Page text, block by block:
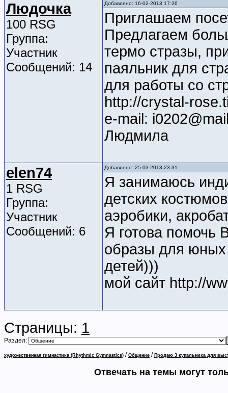
Людочка
100 RSG
Группа:
Участник
Сообщений: 14
Добавлено: 16-02-2013 17:26
Приглашаем
Предлагаем
термо стразы,
паяльник для
для работы со
http://crystal-
e-mail:
Людмила
elen74
1 RSG
Группа:
Участник
Сообщений: 6
Добавлено: 25-03-2013 23:31
Я занимаюсь
детских
аэробики,
Я готова помочь
образы для
детей)))
мой сайт http://
Страницы: 1
Раздел:
художественная гимнастика (Rhythmic Gymnastics) / Общение / Продаю 3 купальника для
Отвечать на темы могут